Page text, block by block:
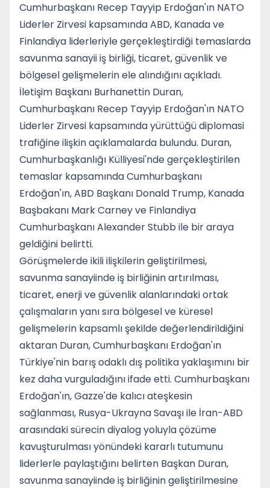
Cumhurbaşkanı Recep Tayyip Erdoğan'ın NATO
Liderler Zirvesi kapsamında ABD, Kanada ve
Finlandiya liderleriyle gerçekleştirdiği temaslarda
savunma sanayii iş birliği, ticaret, güvenlik ve
bölgesel gelişmelerin ele alındığını açıkladı.
İletişim Başkanı Burhanettin Duran,
Cumhurbaşkanı Recep Tayyip Erdoğan'ın NATO
Liderler Zirvesi kapsamında yürüttüğü diplomasi
trafiğine ilişkin açıklamalarda bulundu. Duran,
Cumhurbaşkanlığı Külliyesi'nde gerçekleştirilen
temaslar kapsamında Cumhurbaşkanı
Erdoğan'ın, ABD Başkanı Donald Trump, Kanada
Başbakanı Mark Carney ve Finlandiya
Cumhurbaşkanı Alexander Stubb ile bir araya
geldiğini belirtti.
Görüşmelerde ikili ilişkilerin geliştirilmesi,
savunma sanayiinde iş birliğinin artırılması,
ticaret, enerji ve güvenlik alanlarındaki ortak
çalışmaların yanı sıra bölgesel ve küresel
gelişmelerin kapsamlı şekilde değerlendirildiğini
aktaran Duran, Cumhurbaşkanı Erdoğan'ın
Türkiye'nin barış odaklı dış politika yaklaşımını bir
kez daha vurguladığını ifade etti. Cumhurbaşkanı
Erdoğan'ın, Gazze'de kalıcı ateşkesin
sağlanması, Rusya-Ukrayna Savaşı ile İran-ABD
arasındaki sürecin diyalog yoluyla çözüme
kavuşturulması yönündeki kararlı tutumunu
liderlerle paylaştığını belirten Başkan Duran,
savunma sanayiinde iş birliğinin geliştirilmesine